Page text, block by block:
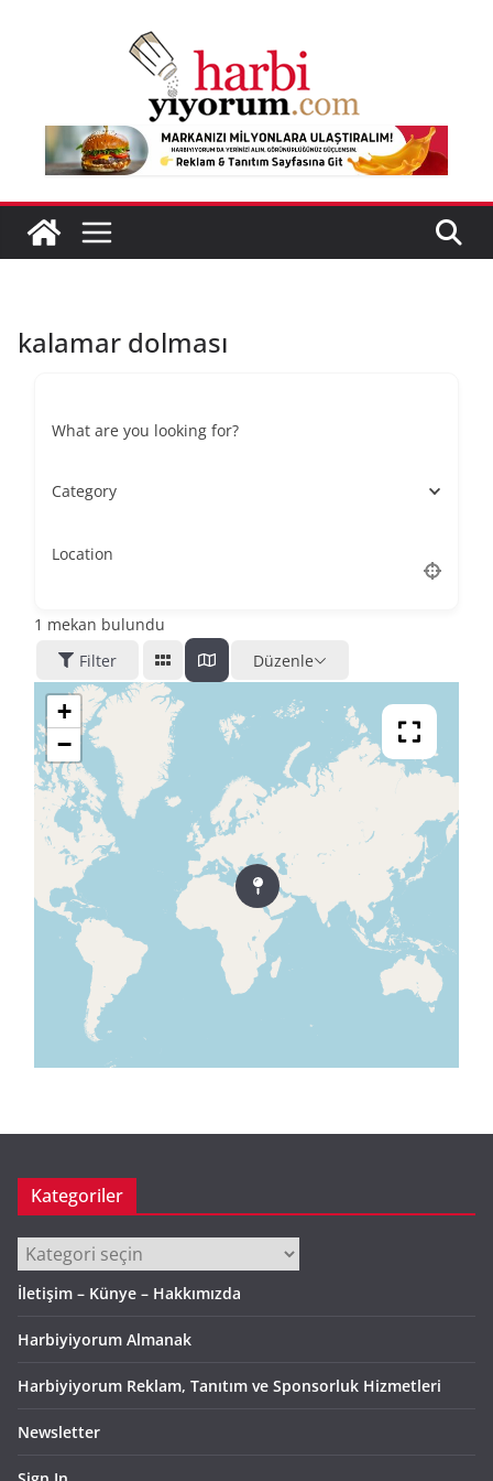
kalamar dolması
What are you looking for?
Category
Location
1 mekan bulundu
Filter
Düzenle
+
−
Kategoriler
Kategoriler
İletişim – Künye – Hakkımızda
Harbiyiyorum Almanak
Harbiyiyorum Reklam, Tanıtım ve Sponsorluk Hizmetleri
Newsletter